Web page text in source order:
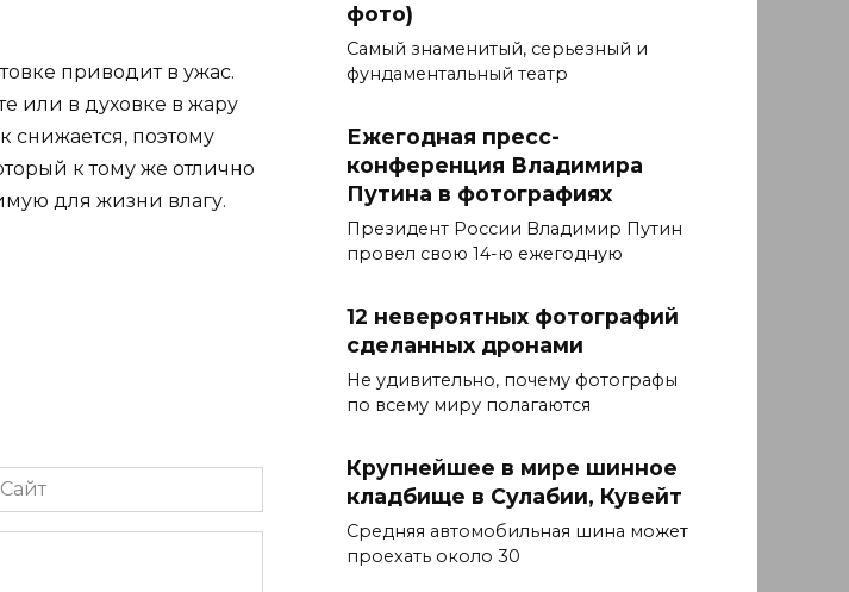
приводит в ужас.
или в духовке в жару
снижается, поэтому
к тому же отлично
для жизни влагу.
фото)
Самый знаменитый, серьезный и
фундаментальный театр
Ежегодная пресс-
конференция Владимира
Путина в фотографиях
Президент России Владимир Путин
провел свою 14-ю ежегодную
12 невероятных фотографий
сделанных дронами
Не удивительно, почему фотографы
по всему миру полагаются
Крупнейшее в мире шинное
кладбище в Сулабии, Кувейт
Средняя автомобильная шина может
проехать около 30